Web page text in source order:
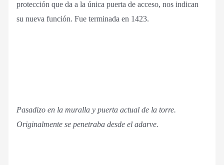
protección que da a la única puerta de acceso, nos indican
su nueva función. Fue terminada en 1423.
Pasadizo en la muralla y puerta actual de la torre.
Originalmente se penetraba desde el adarve.